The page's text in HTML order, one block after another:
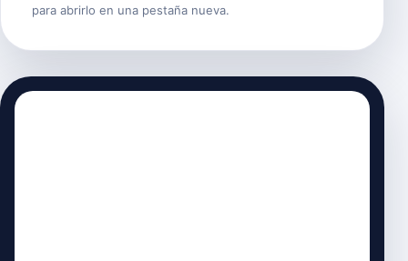
para abrirlo en una pestaña nueva.